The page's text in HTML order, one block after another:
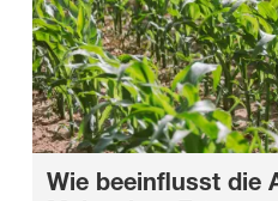
Wie beeinflusst die